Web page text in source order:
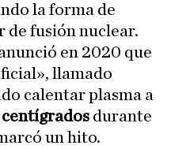
la forma de
de fusión nuclear.
en 2020 que
llamado
calentar plasma a
durante
un hito.